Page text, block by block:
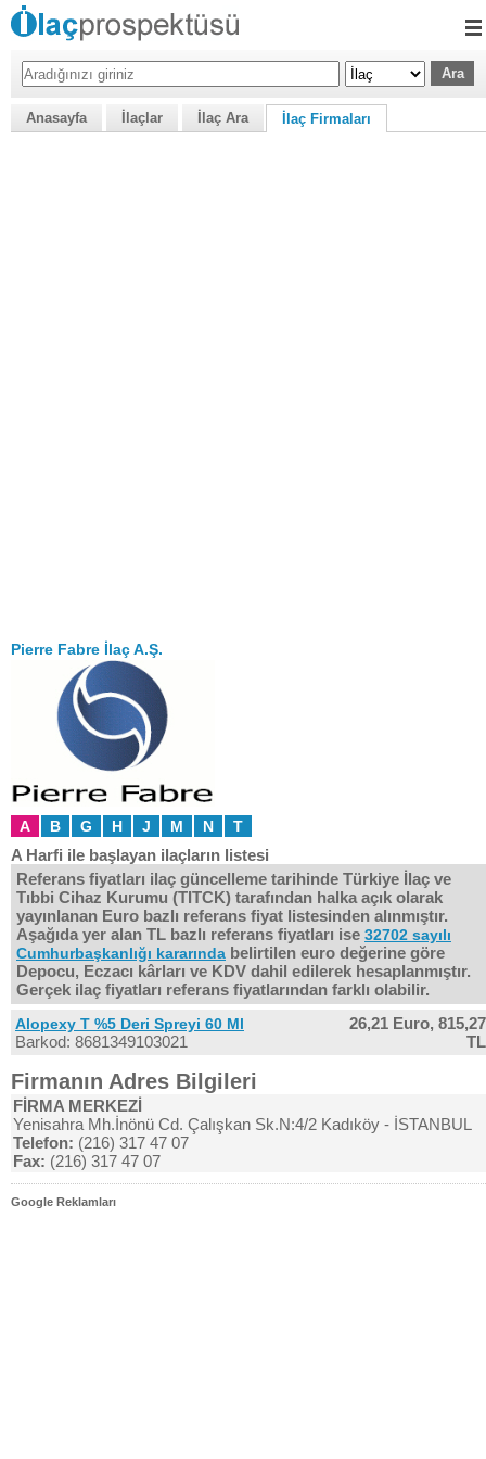
Anasayfa İlaçlar İlaç Ara İlaç Firmaları
Pierre Fabre İlaç A.Ş.
A B G H J M N T
A Harfi ile başlayan ilaçların listesi
Referans fiyatları ilaç güncelleme tarihinde Türkiye İlaç ve
Tıbbi Cihaz Kurumu (TITCK) tarafından halka açık olarak
yayınlanan Euro bazlı referans fiyat listesinden alınmıştır.
Aşağıda yer alan TL bazlı referans fiyatları ise 32702 sayılı
Cumhurbaşkanlığı kararında belirtilen euro değerine göre
Depocu, Eczacı kârları ve KDV dahil edilerek hesaplanmıştır.
Gerçek ilaç fiyatları referans fiyatlarından farklı olabilir.
Alopexy T %5 Deri Spreyi 60 Ml
Barkod: 8681349103021
26,21 Euro, 815,27
TL
Firmanın Adres Bilgileri
FİRMA MERKEZİ
Yenisahra Mh.İnönü Cd. Çalışkan Sk.N:4/2 Kadıköy - İSTANBUL
Telefon: (216) 317 47 07
Fax: (216) 317 47 07
Google Reklamları